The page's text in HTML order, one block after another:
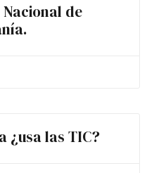
de
¿usa las TIC?